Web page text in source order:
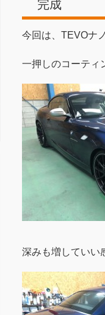
完成
今回は、TEVOナ
一押しのコーティ
深みも増していい